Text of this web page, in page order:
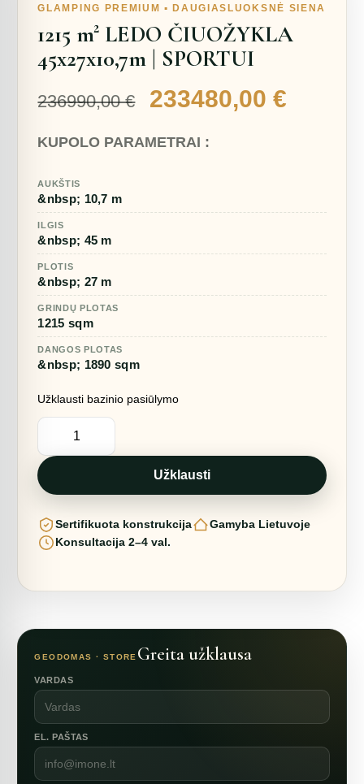
GLAMPING PREMIUM ▪︎ DAUGIASLUOKSNĖ SIENA
1215 m² LEDO ČIUOŽYKLA
45x27x10,7m | SPORTUI
236990,00€
Original
was:
233480,00€
KUPOLO PARAMETRAI :
AUKŠTIS
&nbsp; 10,7 m
ILGIS
&nbsp; 45 m
PLOTIS
&nbsp; 27 m
GRINDŲ PLOTAS
1215 sqm
DANGOS PLOTAS
&nbsp; 1890 sqm
Užklausti bazinio pasiūlymo
produkto
1215m2
LEDO
ČIUOŽYKLA
45x27x10,7m
Užklausti
Sertifikuota konstrukcija
Gamyba Lietuvoje
Konsultacija 2–4 val.
GEODOMAS · STORE Greita užklausa
VARDAS
EL. PAŠTAS